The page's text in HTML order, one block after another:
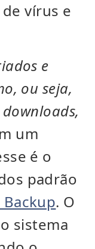
vírus e
e
ou seja,
um
é o
padrão
. O
sistema